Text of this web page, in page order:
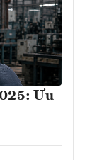
Ưu